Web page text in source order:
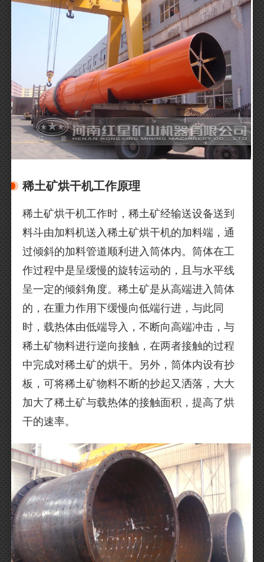
稀土矿烘干机工作原理
稀土矿烘干机工作时，稀土矿经输送设备送到
料斗由加料机送入稀土矿烘干机的加料端，通
过倾斜的加料管道顺利进入筒体内。筒体在工
作过程中是呈缓慢的旋转运动的，且与水平线
呈一定的倾斜角度。稀土矿是从高端进入筒体
的，在重力作用下缓慢向低端行进，与此同
时，载热体由低端导入，不断向高端冲击，与
稀土矿物料进行逆向接触，在两者接触的过程
中完成对稀土矿的烘干。另外，筒体内设有抄
板，可将稀土矿物料不断的抄起又洒落，大大
加大了稀土矿与载热体的接触面积，提高了烘
干的速率。